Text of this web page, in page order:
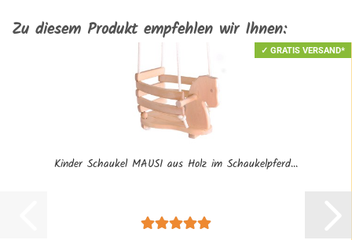
Zu diesem Produkt empfehlen wir Ihnen:
✓ GRATIS VERSAND*
Kinder Schaukel MAUSI aus Holz im Schaukelpferd...